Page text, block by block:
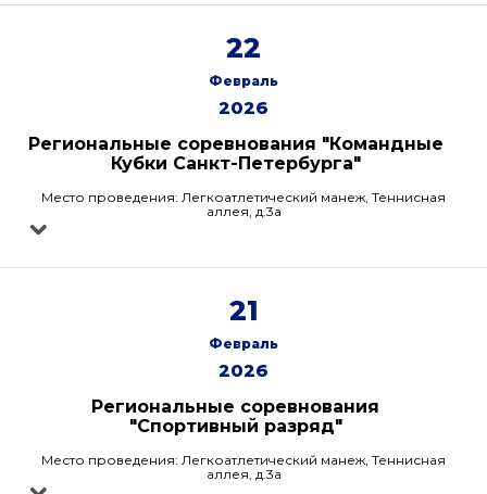
22
Февраль
2026
Региональные соревнования "Командные
Кубки Санкт-Петербурга"
Место проведения: Легкоатлетический манеж, Теннисная
аллея, д.3а
21
Февраль
2026
Региональные соревнования
"Спортивный разряд"
Место проведения: Легкоатлетический манеж, Теннисная
аллея, д.3а